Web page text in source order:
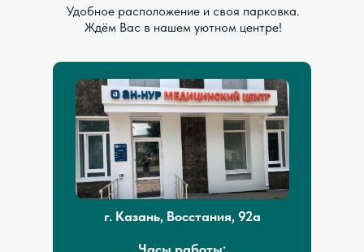
г. Казань, Восстания, 92а
Часы работы:
Удобное расположение и своя парковка.
Ждём Вас в нашем уютном центре!